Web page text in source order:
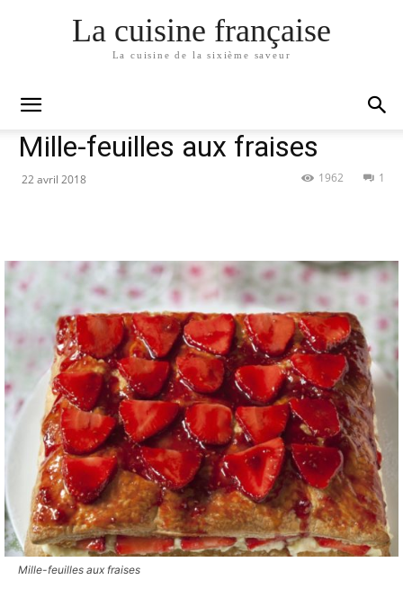
La cuisine française
La cuisine de la sixième saveur
Dessert
Mille-feuilles aux fraises
22 avril 2018 1
1962
Mille-feuilles aux fraises